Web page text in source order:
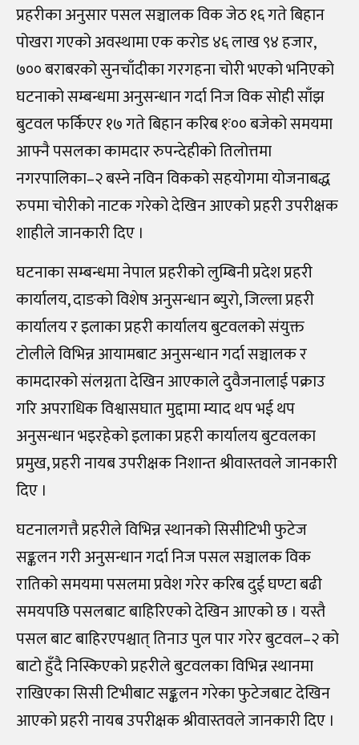
प्रहरीका अनुसार पसल सञ्चालक विक जेठ १६ गते बिहान
पोखरा गएको अवस्थामा एक करोड ४६ लाख ९४ हजार,
७०० बराबरको सुनचाँदीका गरगहना चोरी भएको भनिएको
घटनाको सम्बन्धमा अनुसन्धान गर्दा निज विक सोही साँझ
बुटवल फर्किएर १७ गते बिहान करिब १ः०० बजेको समयमा
आफ्नै पसलका कामदार रुपन्देहीको तिलोत्तमा
नगरपालिका–२ बस्ने नविन विकको सहयोगमा योजनाबद्ध
रुपमा चोरीको नाटक गरेको देखिन आएको प्रहरी उपरीक्षक
शाहीले जानकारी दिए ।
घटनाका सम्बन्धमा नेपाल प्रहरीको लुम्बिनी प्रदेश प्रहरी
कार्यालय, दाङको विशेष अनुसन्धान ब्युरो, जिल्ला प्रहरी
कार्यालय र इलाका प्रहरी कार्यालय बुटवलको संयुक्त
टोलीले विभिन्न आयामबाट अनुसन्धान गर्दा सञ्चालक र
कामदारको संलग्नता देखिन आएकाले दुवैजनालाई पक्राउ
गरि अपराधिक विश्वासघात मुद्दामा म्याद थप भई थप
अनुसन्धान भइरहेको इलाका प्रहरी कार्यालय बुटवलका
प्रमुख, प्रहरी नायब उपरीक्षक निशान्त श्रीवास्तवले जानकारी
दिए ।
घटनालगत्तै प्रहरीले विभिन्न स्थानको सिसीटिभी फुटेज
सङ्कलन गरी अनुसन्धान गर्दा निज पसल सञ्चालक विक
रातिको समयमा पसलमा प्रवेश गरेर करिब दुई घण्टा बढी
समयपछि पसलबाट बाहिरिएको देखिन आएको छ । यस्तै
पसल बाट बाहिरएपश्चात् तिनाउ पुल पार गरेर बुटवल–२ को
बाटो हुँदै निस्किएको प्रहरीले बुटवलका विभिन्न स्थानमा
राखिएका सिसी टिभीबाट सङ्कलन गरेका फुटेजबाट देखिन
आएको प्रहरी नायब उपरीक्षक श्रीवास्तवले जानकारी दिए ।